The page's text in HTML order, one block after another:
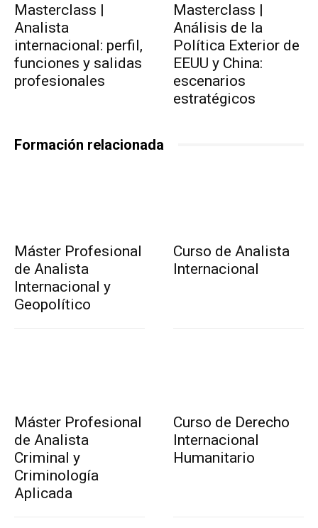
Masterclass |
Analista
internacional: perfil,
funciones y salidas
profesionales
Masterclass |
Análisis de la
Política Exterior de
EEUU y China:
escenarios
estratégicos
Formación relacionada
Máster Profesional
de Analista
Internacional y
Geopolítico
Curso de Analista
Internacional
Máster Profesional
de Analista
Criminal y
Criminología
Aplicada
Curso de Derecho
Internacional
Humanitario